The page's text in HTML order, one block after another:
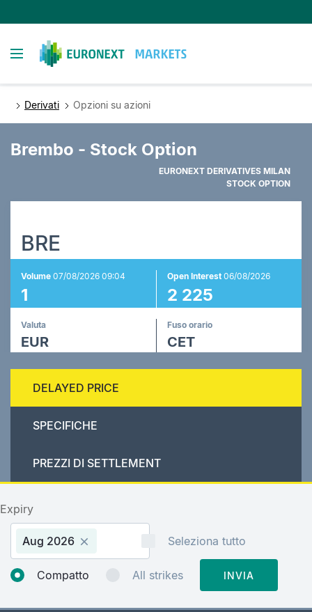
al
contenuto
principale
Toggle navigation
Derivati Opzioni su azioni
Brembo - Stock Option
EURONEXT DERIVATIVES MILAN
STOCK OPTION
BRE
Volume 07/08/2026 09:04
1
Open Interest06/08/2026
2 225
Valuta
EUR
Fuso orario
CET
DELAYED PRICE
SPECIFICHE
PREZZI DI SETTLEMENT
Expiry
Aug 2026 Seleziona tutto
Compatto All strikes INVIA